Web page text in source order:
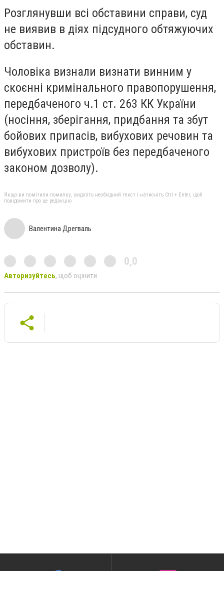
Розглянувши всі обставини справи, суд
не виявив в діях підсудного обтяжуючих
обставин.
Чоловіка визнали визнати винним у
скоєнні кримінального правопорушення,
передбаченого ч.1 ст. 263 КК України
(носіння, зберігання, придбання та збут
бойових припасів, вибухових речовин та
вибухових пристроїв без передбаченого
законом дозволу).
Якщо ви помітили помилку, виділіть необхідний текст і натисніть Ctrl + Enter, щоб
повідомити про це редакцію
Валентина Дрегваль
0,0
Авторизуйтесь, щоб оцінити